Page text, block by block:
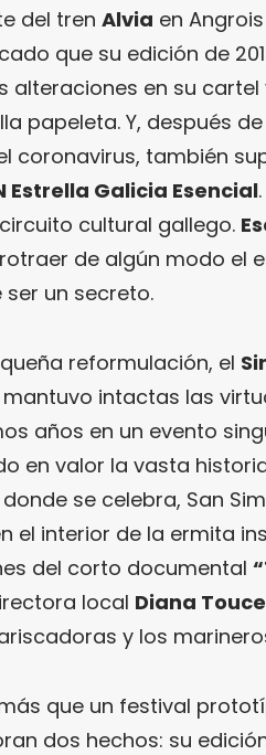
del tren Alvia en
que su edición de
alteraciones en su cartel
papeleta. Y, después
coronavirus, también
Estrella Galicia Esencial.
cultural gallego.
de algún modo el
un secreto.
reformulación, el
intactas las
años en un evento
en valor la vasta
se celebra, San
el interior de la ermita
del corto documental
local Diana
y los
que un festival
dos hechos: su